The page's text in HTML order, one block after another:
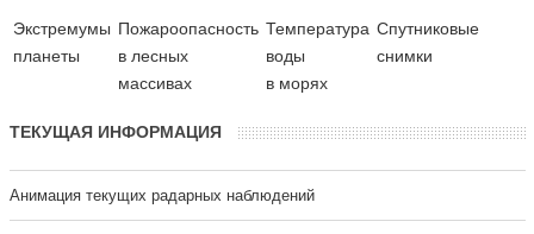
Экстремумы
планеты
Пожароопасность
в лесных
массивах
Температура
воды
в морях
Cпутниковые
снимки
ТЕКУЩАЯ ИНФОРМАЦИЯ
Анимация текущих радарных наблюдений